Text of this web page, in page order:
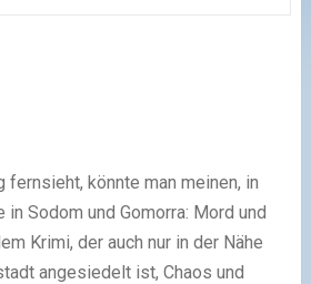
fernsieht, könnte man meinen, in
Sodom und Gomorra: Mord und
Krimi, der auch nur in der Nähe
angesiedelt ist, Chaos und